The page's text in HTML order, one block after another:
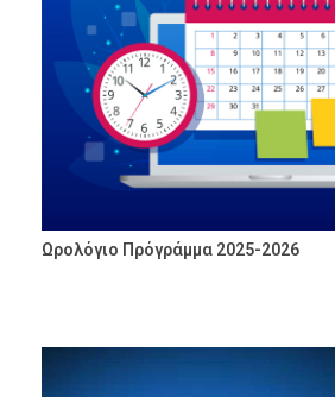
Ωρολόγιο Πρόγράμμα 2025-2026